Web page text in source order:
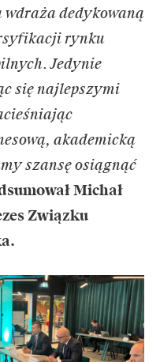
dedykowaną
rynku
Jedynie
się najlepszymi
akademicką
szansę osiągnąć
Michał
Związku